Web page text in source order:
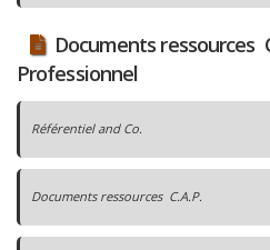
Documents ressources
Professionnel
Référentiel and Co.
Documents ressources C.A.P.